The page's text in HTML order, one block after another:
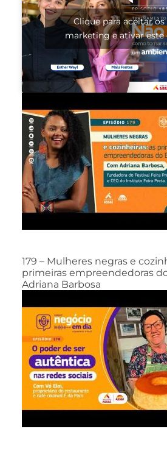
Clique para aceitar os
marketing e ativar este
179 – Mulheres negras e
primeiras empreendedoras
Adriana Barbosa